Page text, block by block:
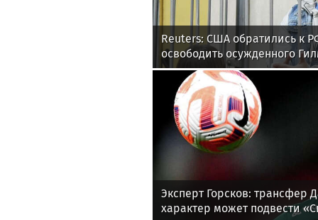
Reuters: США обратились к
освободить осужденного
Эксперт Горсков: трансфер
характер может подвести